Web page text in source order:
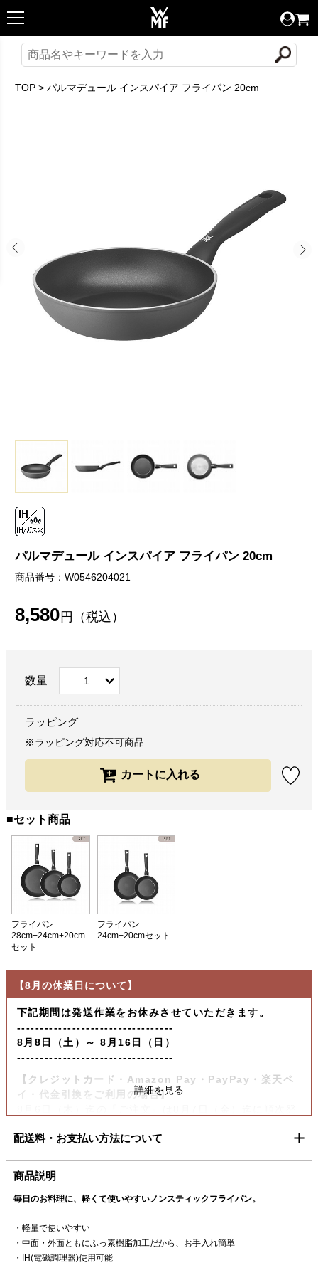
TOP> パルマデュール インスパイア フライパン 20cm
パルマデュール インスパイア フライパン 20cm
商品番号：W0546204021
8,580 円（税込）
数量
ラッピング
※ラッピング対応不可商品
■セット商品
フライパン
28cm+24cm+20cm
セット
フライパン
24cm+20cmセット
【8月の休業日について】
下記期間は発送作業をお休みさせていただきます。
----------------------------------
8月8日（土）～ 8月16日（日）
----------------------------------
【クレジットカード・Amazon Pay・PayPay・楽天ペ
イ・代金引換をご利用の場合】
送いたします。
【コンビニ決済をご利用の場合】
8月6日（木）迄の『ご注文及びご入金確認分』は8月7日
（金）迄に順次発送いたします。
上記日時以降のご注文及びご入金確認分につきましては、8月
ご迷惑をお掛けいたしますが、何卒ご了承賜りますよう
お願い申し上げます。
配送料・お支払い方法について
■配送料（税込）
北海道 1,100円
東北・関東・信越・
北陸・中部・関西
中国・四国
商品説明
毎日のお料理に、軽くて使いやすいノンスティックフライパン。
・軽量で使いやすい
・中面・外面ともにふっ素樹脂加工だから、お手入れ簡単
・IH(電磁調理器)使用可能